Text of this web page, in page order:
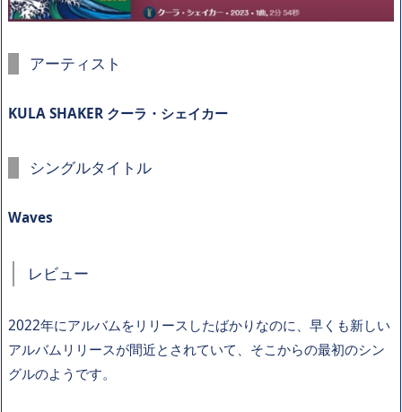
アーティスト
KULA SHAKER クーラ・シェイカー
シングルタイトル
Waves
レビュー
2022年にアルバムをリリースしたばかりなのに、早くも新しい
アルバムリリースが間近とされていて、そこからの最初のシン
グルのようです。